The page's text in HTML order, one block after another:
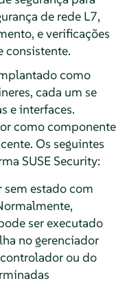
de rede L7,
e verificações
consistente.
como
cada um se
e interfaces.
como componente
Os seguintes
SUSE Security:
sem estado com
ser executado
no gerenciador
ou do